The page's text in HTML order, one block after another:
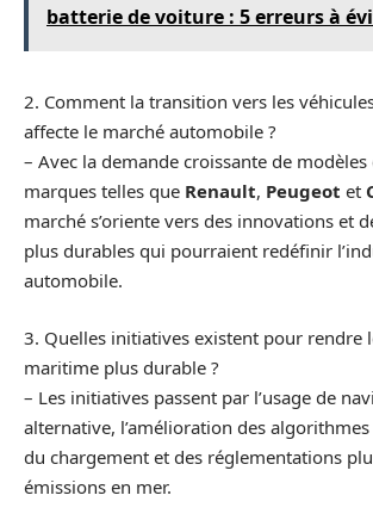
batterie de voiture : 5 erreurs à
2. Comment la transition vers les
affecte le marché automobile ?
– Avec la demande croissante de
marques telles que Renault, Peugeot et
marché s’oriente vers des innovations et
plus durables qui pourraient redéfinir
automobile.
3. Quelles initiatives existent pour rendre
maritime plus durable ?
– Les initiatives passent par l’usage de
alternative, l’amélioration des
du chargement et des réglementations
émissions en mer.